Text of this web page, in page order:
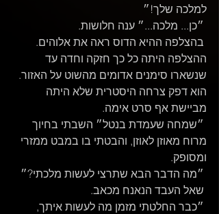
למלכה שלך!״
בהצלפה ההיא הדוס ראה את אלוהים.
ההצלפה היתה כל כך חזקה וחדה עד
שנשארו סימנים אדומים מהשוט על האזור.
הוא דפק צרחה היסטרית שלא היתה
מביישת אף סרט אימה.
״שמחה שעמדת בנטל״ השבתי בחיוך
מרוח מאוזן לאוזן, והבטתי בו במבט ממזרי
ומסופק.
״כבר החלטתי מזמן מה לעשות איתך,